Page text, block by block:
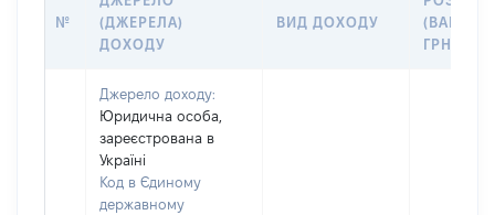
№
(ДЖЕРЕЛА)
ДОХОДУ
ВИД ДОХОДУ
ГРН
Джерело доходу:
Юридична особа,
зареєстрована в
Україні
Код в Єдиному
державному